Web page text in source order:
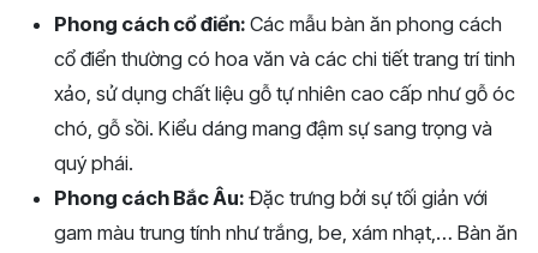
Phong cách cổ điển: Các mẫu bàn ăn phong cách
cổ điển thường có hoa văn và các chi tiết trang trí tinh
xảo, sử dụng chất liệu gỗ tự nhiên cao cấp như gỗ óc
chó, gỗ sồi. Kiểu dáng mang đậm sự sang trọng và
quý phái.
Phong cách Bắc Âu: Đặc trưng bởi sự tối giản với
gam màu trung tính như trắng, be, xám nhạt,… Bàn ăn